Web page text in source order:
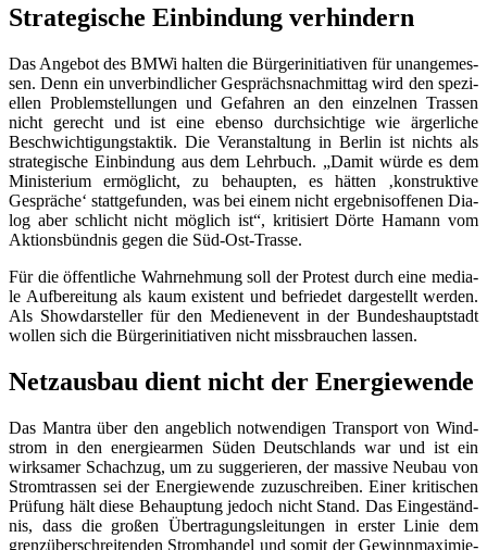
Stra­te­gi­sche Ein­bin­dung verhindern
Das Ange­bot des BMWi hal­ten die Bür­ger­initia­ti­ven für unan­ge­mes­
sen. Denn ein unver­bind­li­cher Gesprächs­nach­mit­tag wird den spe­zi­
el­len Pro­blem­stel­lun­gen und Gefah­ren an den ein­zel­nen Tras­sen
nicht gerecht und ist eine eben­so durch­sich­ti­ge wie ärger­li­che
Beschwich­ti­gungs­tak­tik. Die Ver­an­stal­tung in Ber­lin ist nichts als
stra­te­gi­sche Ein­bin­dung aus dem Lehr­buch. „Damit wür­de es dem
Minis­te­ri­um ermög­licht, zu behaup­ten, es hät­ten ‚kon­struk­ti­ve
Gesprä­che‘ statt­ge­fun­den, was bei einem nicht ergeb­nis­of­fe­nen Dia­
log aber schlicht nicht mög­lich ist“, kri­ti­siert Dör­te Hamann vom
Akti­ons­bünd­nis gegen die Süd-Ost-Trasse.
Für die öffent­li­che Wahr­neh­mung soll der Pro­test durch eine media­
le Auf­be­rei­tung als kaum exis­tent und befrie­det dar­ge­stellt wer­den.
Als Show­dar­stel­ler für den Medi­en­event in der Bun­des­haupt­stadt
wol­len sich die Bür­ger­initia­ti­ven nicht miss­brau­chen lassen.
Netz­aus­bau dient nicht der Energiewende
Das Man­tra über den angeb­lich not­wen­di­gen Trans­port von Wind­
strom in den ener­gie­ar­men Süden Deutsch­lands war und ist ein
wirk­sa­mer Schach­zug, um zu sug­ge­rie­ren, der mas­si­ve Neu­bau von
Strom­tras­sen sei der Ener­gie­wen­de zuzu­schrei­ben. Einer kri­ti­schen
Prü­fung hält die­se Behaup­tung jedoch nicht Stand. Das Ein­ge­ständ­
nis, dass die gro­ßen Über­tra­gungs­lei­tun­gen in ers­ter Linie dem
grenz­über­schrei­ten­den Strom­han­del und somit der Gewinn­ma­xi­mie­